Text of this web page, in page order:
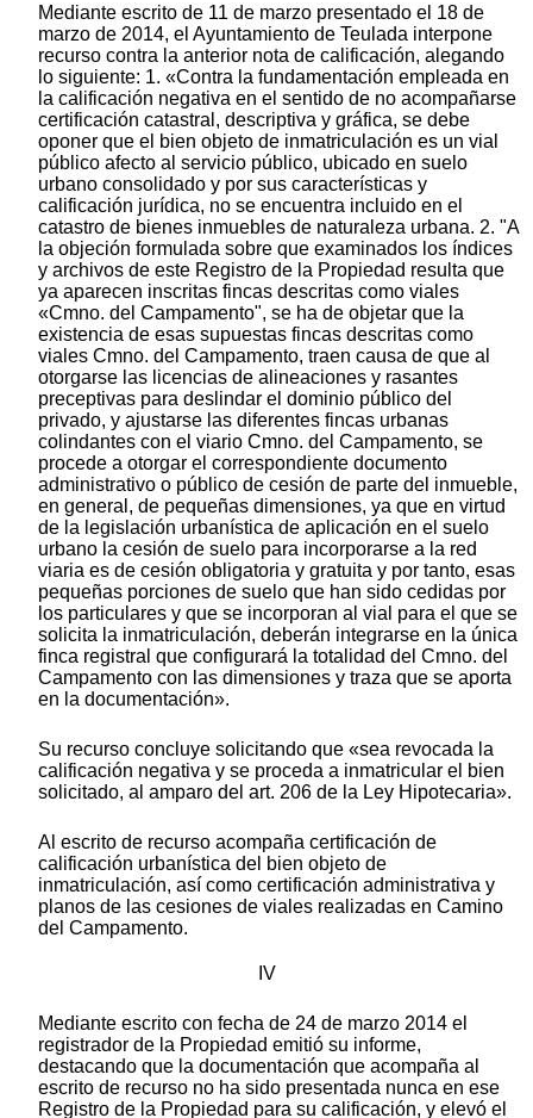
Mediante escrito de 11 de marzo presentado el 18 de
marzo de 2014, el Ayuntamiento de Teulada interpone
recurso contra la anterior nota de calificación, alegando
lo siguiente: 1. «Contra la fundamentación empleada en
la calificación negativa en el sentido de no acompañarse
certificación catastral, descriptiva y gráfica, se debe
oponer que el bien objeto de inmatriculación es un vial
público afecto al servicio público, ubicado en suelo
urbano consolidado y por sus características y
calificación jurídica, no se encuentra incluido en el
catastro de bienes inmuebles de naturaleza urbana. 2. "A
la objeción formulada sobre que examinados los índices
y archivos de este Registro de la Propiedad resulta que
ya aparecen inscritas fincas descritas como viales
«Cmno. del Campamento", se ha de objetar que la
existencia de esas supuestas fincas descritas como
viales Cmno. del Campamento, traen causa de que al
otorgarse las licencias de alineaciones y rasantes
preceptivas para deslindar el dominio público del
privado, y ajustarse las diferentes fincas urbanas
colindantes con el viario Cmno. del Campamento, se
procede a otorgar el correspondiente documento
administrativo o público de cesión de parte del inmueble,
en general, de pequeñas dimensiones, ya que en virtud
de la legislación urbanística de aplicación en el suelo
urbano la cesión de suelo para incorporarse a la red
viaria es de cesión obligatoria y gratuita y por tanto, esas
pequeñas porciones de suelo que han sido cedidas por
los particulares y que se incorporan al vial para el que se
solicita la inmatriculación, deberán integrarse en la única
finca registral que configurará la totalidad del Cmno. del
Campamento con las dimensiones y traza que se aporta
en la documentación».
Su recurso concluye solicitando que «sea revocada la
calificación negativa y se proceda a inmatricular el bien
solicitado, al amparo del art. 206 de la Ley Hipotecaria».
Al escrito de recurso acompaña certificación de
calificación urbanística del bien objeto de
inmatriculación, así como certificación administrativa y
planos de las cesiones de viales realizadas en Camino
del Campamento.
IV
Mediante escrito con fecha de 24 de marzo 2014 el
registrador de la Propiedad emitió su informe,
destacando que la documentación que acompaña al
escrito de recurso no ha sido presentada nunca en ese
Registro de la Propiedad para su calificación, y elevó el